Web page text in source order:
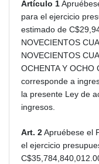
Artículo 1
para el ejercicio
estimado de
NOVECIENTOS
NOVECIENTOS
OCHENTA Y OCHO
corresponde a
la presente Ley de
ingresos.
Art. 2Apruébese el
el ejercicio